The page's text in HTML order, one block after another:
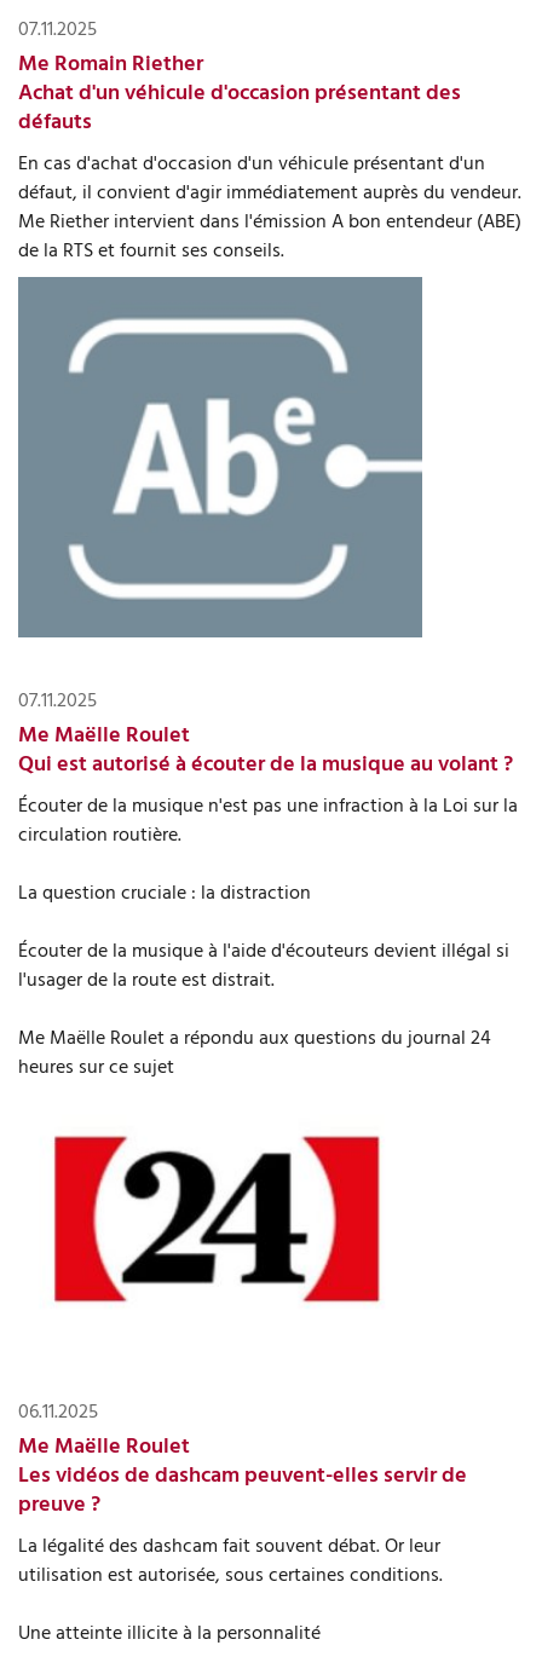
07.11.2025
Me Romain Riether
Achat d'un véhicule d'occasion présentant des
défauts
En cas d'achat d'occasion d'un véhicule présentant d'un
défaut, il convient d'agir immédiatement auprès du vendeur.
Me Riether intervient dans l'émission A bon entendeur (ABE)
de la RTS et fournit ses conseils.
07.11.2025
Me Maëlle Roulet
Qui est autorisé à écouter de la musique au volant ?
Écouter de la musique n'est pas une infraction à la Loi sur la
circulation routière.
La question cruciale : la distraction
Écouter de la musique à l'aide d'écouteurs devient illégal si
l'usager de la route est distrait.
Me Maëlle Roulet a répondu aux questions du journal 24
heures sur ce sujet
06.11.2025
Me Maëlle Roulet
Les vidéos de dashcam peuvent-elles servir de
preuve ?
La légalité des dashcam fait souvent débat. Or leur
utilisation est autorisée, sous certaines conditions.
Une atteinte illicite à la personnalité